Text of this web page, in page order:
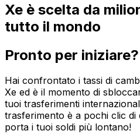
Xe è scelta da
tutto il mondo
Pronto per iniziare?
Hai confrontato i tassi di
Xe ed è il momento di
tuoi trasferimenti
trasferimento è a pochi clic
porta i tuoi soldi più lontano!